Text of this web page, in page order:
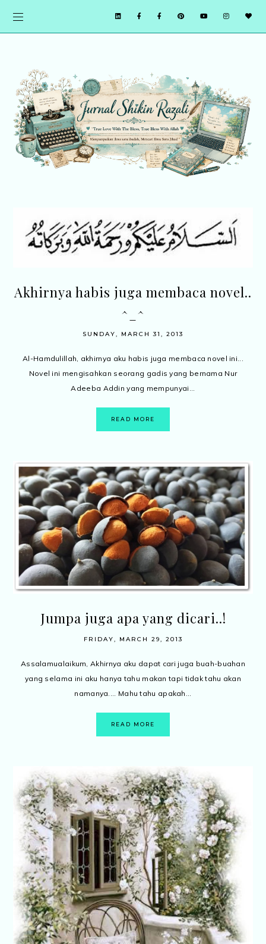
Akhirnya habis juga membaca novel..
^_^
SUNDAY, MARCH 31, 2013
Al-Hamdulillah, akhirnya aku habis juga membaca novel ini...
Novel ini mengisahkan seorang gadis yang bernama Nur
Adeeba Addin yang mempunyai...
READ MORE
Jumpa juga apa yang dicari..!
FRIDAY, MARCH 29, 2013
Assalamualaikum, Akhirnya aku dapat cari juga buah-buahan
yang selama ini aku hanya tahu makan tapi tidak tahu akan
namanya.... Mahu tahu apakah...
READ MORE